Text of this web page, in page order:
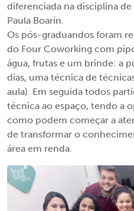
diferenciada na disciplina
Paula Boarin.
Os pós-graduandos foram
do Four Coworking com
água, frutas e um brinde: a
dias, uma técnica de
aula). Em seguida todos
técnica ao espaço, tendo a
como podem começar a
de transformar o
área em renda.